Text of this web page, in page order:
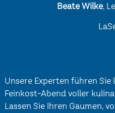
Beate Wilke,
Unsere Experten führen
Feinkost-Abend voller
Lassen Sie Ihren Gaumen,